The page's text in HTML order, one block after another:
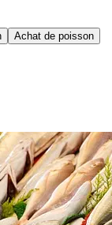
Achat de poisson